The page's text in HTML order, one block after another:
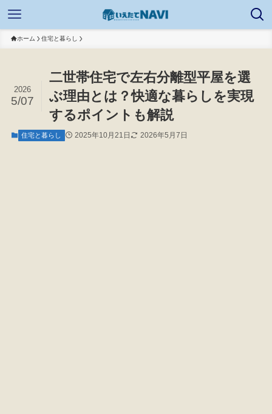
ホーム 住宅と暮らし
二世帯住宅で左右分離型平屋を選
ぶ理由とは？快適な暮らしを実現
するポイントも解説
2026
5/07
住宅と暮らし 2025年10月21日 2026年5月7日